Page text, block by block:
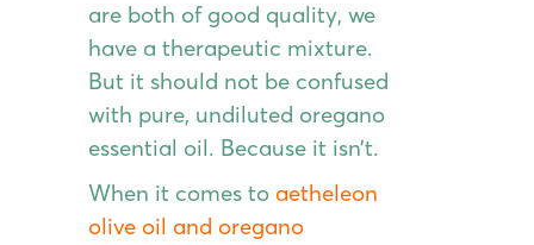
are both of good quality, we
have a therapeutic mixture.
But it should not be confused
with pure, undiluted oregano
essential oil. Because it isn’t.
When it comes to aetheleon
olive oil and oregano